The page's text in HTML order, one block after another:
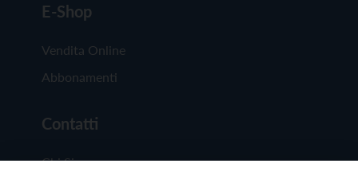
E-Shop
Vendita Online
Abbonamenti
Contatti
Chi Siamo